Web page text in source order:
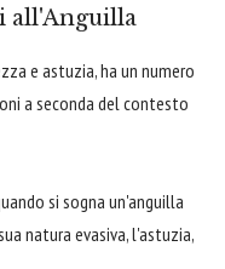
all'Anguilla
e astuzia, ha un numero
a seconda del contesto
si sogna un'anguilla
natura evasiva, l'astuzia,